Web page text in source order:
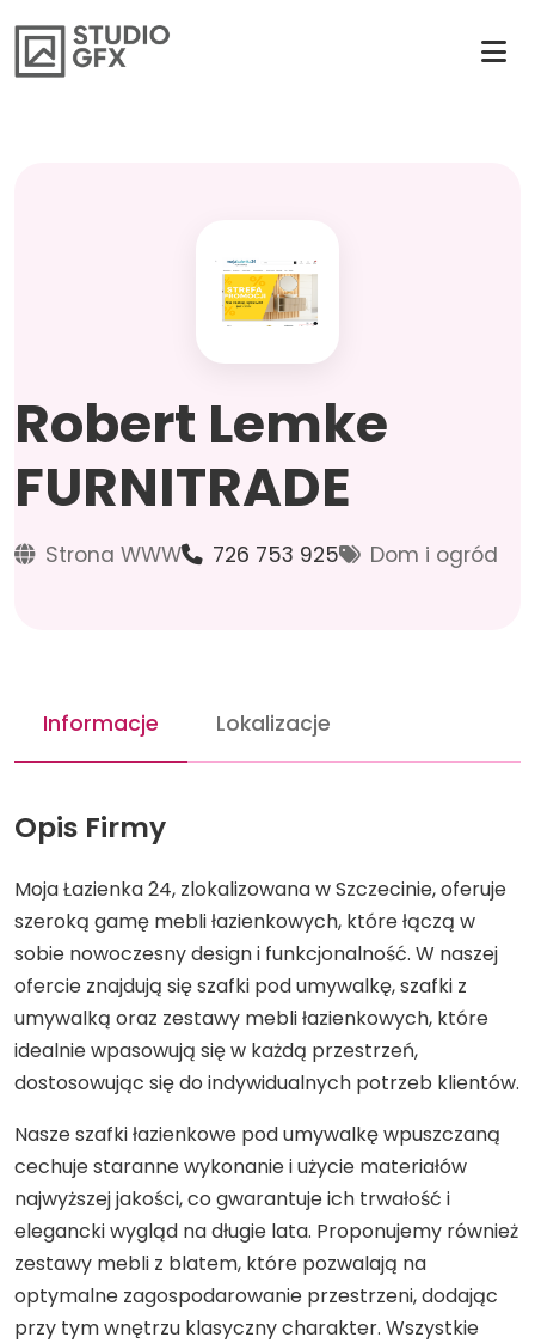
Robert Lemke
FURNITRADE
Strona WWW 726 753 925 Dom i ogród
Informacje Lokalizacje
Opis Firmy
Moja Łazienka 24, zlokalizowana w Szczecinie, oferuje
szeroką gamę mebli łazienkowych, które łączą w
sobie nowoczesny design i funkcjonalność. W naszej
ofercie znajdują się szafki pod umywalkę, szafki z
umywalką oraz zestawy mebli łazienkowych, które
idealnie wpasowują się w każdą przestrzeń,
dostosowując się do indywidualnych potrzeb klientów.
Nasze szafki łazienkowe pod umywalkę wpuszczaną
cechuje staranne wykonanie i użycie materiałów
najwyższej jakości, co gwarantuje ich trwałość i
elegancki wygląd na długie lata. Proponujemy również
zestawy mebli z blatem, które pozwalają na
optymalne zagospodarowanie przestrzeni, dodając
przy tym wnętrzu klasyczny charakter. Wszystkie